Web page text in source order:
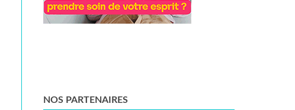
NOS PARTENAIRES